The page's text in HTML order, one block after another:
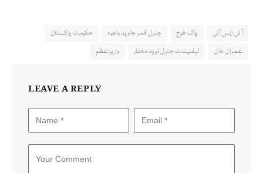
آئی ایس آئی پاک فوج جنرل قمر جاوید باجوہ
حکومت پاکستان
عمران خان
لیفٹیننٹ جنرل نوید مختار وزیراعظم
LEAVE A REPLY